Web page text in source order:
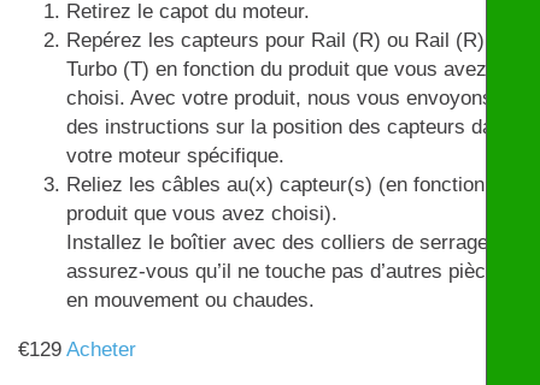
Retirez le capot du moteur.
Repérez les capteurs pour Rail (R) ou Rail (R) et
Turbo (T) en fonction du produit que vous avez
choisi. Avec votre produit, nous vous envoyons
des instructions sur la position des capteurs dans
votre moteur spécifique.
Reliez les câbles au(x) capteur(s) (en fonction du
produit que vous avez choisi).
Installez le boîtier avec des colliers de serrage et
assurez-vous qu’il ne touche pas d’autres pièces
en mouvement ou chaudes.
€129 Acheter